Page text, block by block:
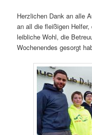
Herzlichen Dank an alle
an all die fleißigen
leibliche Wohl, die
Wochenendes gesorgt